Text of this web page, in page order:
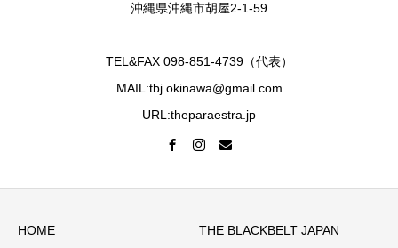
沖縄県沖縄市胡屋2-1-59
TEL&FAX 098-851-4739（代表）
MAIL:tbj.okinawa@gmail.com
URL:theparaestra.jp
HOME THE BLACKBELT JAPAN